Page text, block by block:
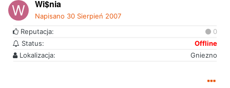
Wi$nia
Napisano 30 Sierpień 2007
Reputacja:
0
Status:
Offline
Lokalizacja:
Gniezno